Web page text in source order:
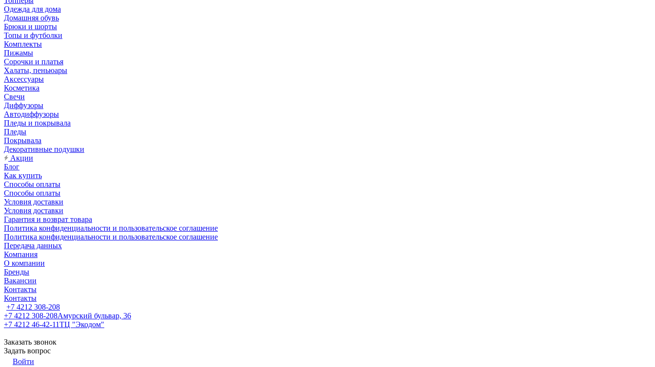
Одежда для дома
Домашняя обувь
Брюки и шорты
Топы и футболки
Комплекты
Пижамы
Сорочки и платья
Халаты, пеньюары
Аксессуары
Косметика
Свечи
Диффузоры
Автодиффузоры
Пледы и покрывала
Пледы
Покрывала
Декоративные подушки
Акции
Блог
Как купить
Способы оплаты
Способы оплаты
Условия доставки
Условия доставки
Гарантия и возврат товара
Политика конфиденциальности и пользовательское соглашение
Политика конфиденциальности и пользовательское соглашение
Передача данных
Компания
О компании
Бренды
Вакансии
Контакты
Контакты
+7 4212 308-208
+7 4212 308-208Амурский бульвар, 36
+7 4212 46-42-11ТЦ "Экодом"
Заказать звонок
Задать вопрос
Войти